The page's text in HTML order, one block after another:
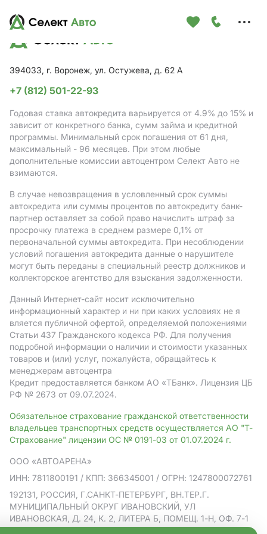
394033, г. Воронеж, ул. Остужева, д. 62 А
+7 (812) 501-22-93
Годовая ставка автокредита варьируется от 4.9% до 15% и
зависит от конкретного банка, сумм займа и кредитной
программы. Минимальный срок погашения от 61 дня,
максимальный - 96 месяцев. При этом любые
дополнительные комиссии автоцентром Селект Авто не
взимаются.
В случае невозвращения в условленный срок суммы
автокредита или суммы процентов по автокредиту банк-
партнер оставляет за собой право начислить штраф за
просрочку платежа в среднем размере 0,1% от
первоначальной суммы автокредита. При несоблюдении
условий погашения автокредита данные о нарушителе
могут быть переданы в специальный реестр должников и
коллекторское агентство для взыскания задолженности.
Данный Интернет-сайт носит исключительно
информационный характер и ни при каких условиях не я
вляется публичной офертой, определяемой положениями
Статьи 437 Гражданского кодекса РФ. Для получения
подробной информации о наличии и стоимости указанных
товаров и (или) услуг, пожалуйста, обращайтесь к
менеджерам автоцентра
Кредит предоставляется банком АO «ТБанк». Лицензия ЦБ
РФ № 2673 от 09.07.2024.
Обязательное страхование гражданской ответственности
владельцев транспортных средств осуществляется АО "Т-
Страхование" лицензии ОС № 0191-03 от 01.07.2024 г.
ООО «АВТОАРЕНА»
ИНН: 7811800191 / КПП: 366345001 / ОГРН: 1247800072761
192131, РОССИЯ, Г.САНКТ-ПЕТЕРБУРГ, ВН.ТЕР.Г.
МУНИЦИПАЛЬНЫЙ ОКРУГ ИВАНОВСКИЙ, УЛ
ИВАНОВСКАЯ, Д. 24, К. 2, ЛИТЕРА Б, ПОМЕЩ. 1-Н, ОФ. 7-1